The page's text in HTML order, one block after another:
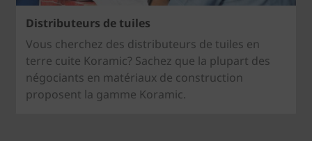
Distributeurs de tuiles
Vous cherchez des distributeurs de tuiles en
terre cuite Koramic? Sachez que la plupart des
négociants en matériaux de construction
proposent la gamme Koramic.